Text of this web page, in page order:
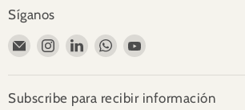
Síganos
Encuéntrenos
Correo
electrónico
Encuéntrenos
Instagram
Encuéntrenos
LinkedIn
Encuéntrenos
WhatsApp
Encuéntrenos
YouTube
Subscribe para recibir información